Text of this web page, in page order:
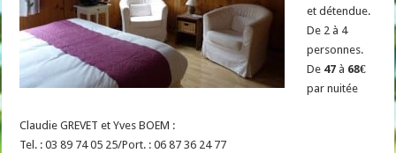
et détendue.
De 2 à 4
personnes.
De 47 à 68€
par nuitée
Claudie GREVET et Yves BOEM :
Tel. : 03 89 74 05 25/Port. : 06 87 36 24 77